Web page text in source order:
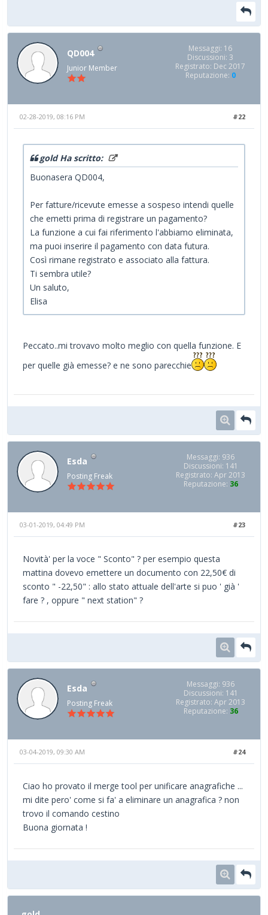
QD004
Junior Member
Messaggi: 16
Discussioni: 3
Registrato: Dec 2017
Reputazione: 0
#22
02-28-2019, 08:16 PM
gold Ha scritto:
Buonasera QD004,
Per fatture/ricevute emesse a sospeso intendi quelle
che emetti prima di registrare un pagamento?
La funzione a cui fai riferimento l'abbiamo eliminata,
ma puoi inserire il pagamento con data futura.
Così rimane registrato e associato alla fattura.
Ti sembra utile?
Un saluto,
Elisa
Peccato..mi trovavo molto meglio con quella funzione. E
per quelle già emesse? e ne sono parecchie
Esda
Posting Freak
Messaggi: 936
Discussioni: 141
Registrato: Apr 2013
Reputazione: 36
#23
03-01-2019, 04:49 PM
Novità' per la voce " Sconto" ? per esempio questa
mattina dovevo emettere un documento con 22,50€ di
sconto " -22,50" : allo stato attuale dell'arte si puo ' già '
fare ? , oppure " next station" ?
Esda
Posting Freak
Messaggi: 936
Discussioni: 141
Registrato: Apr 2013
Reputazione: 36
#24
03-04-2019, 09:30 AM
Ciao ho provato il merge tool per unificare anagrafiche ...
mi dite pero' come si fa' a eliminare un anagrafica ? non
trovo il comando cestino
Buona giornata !